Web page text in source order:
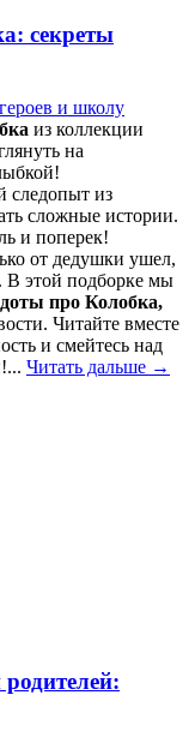
секреты
и школу
из коллекции
на
из
сложные истории.
и поперек!
от дедушки ушел,
В этой подборке мы
про Колобка,
Читайте вместе
и смейтесь над
Читать дальше →